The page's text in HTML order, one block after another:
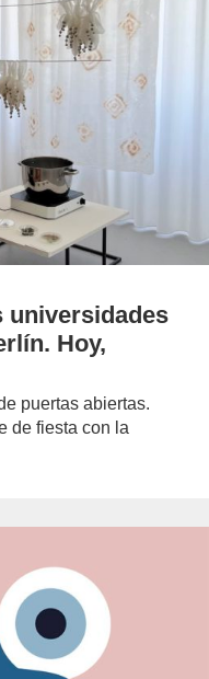
universidades
Hoy,
puertas abiertas.
de fiesta con la